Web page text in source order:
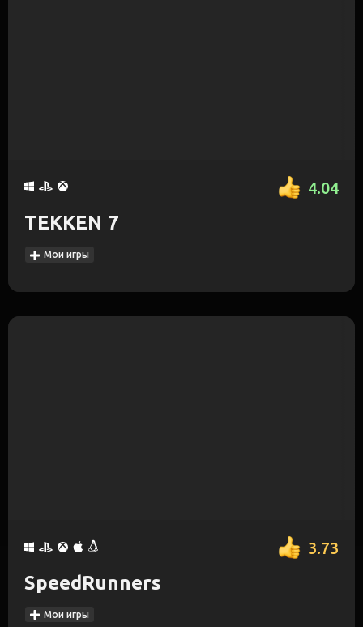
4.04
TEKKEN 7
Мои игры
3.73
SpeedRunners
Мои игры